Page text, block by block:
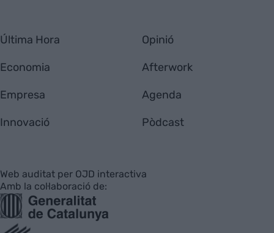
Última Hora
Economia
Empresa
Innovació
Opinió
Afterwork
Agenda
Pòdcast
Web auditat per OJD interactiva
Amb la col·laboració de: